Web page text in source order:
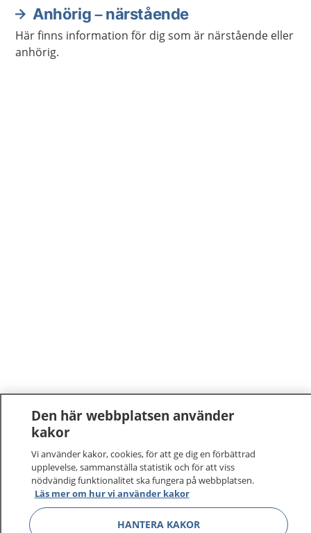
lusten och förmågan att ha sex.
Anhörig – närstående
Här finns information för dig som är närstående eller
anhörig.
1177 –tryggt om din hälsa och vård
På 1177.se får du råd om hälsa och information om
sjukdomar och vilka mottagningar du kan kontakta.
Logga in för att läsa din journal och göra dina
vårdärenden. Ring telefonnummer 1177 för
Den här webbplatsen använder
kakor
Vi använder kakor, cookies, för att ge dig en förbättrad
upplevelse, sammanställa statistik och för att viss
nödvändig funktionalitet ska fungera på webbplatsen.
Läs mer om hur vi använder kakor
HANTERA KAKOR